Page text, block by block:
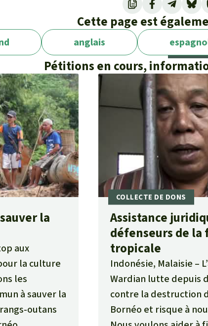
Cette page est
anglais
Pétitions en cours,
la
aux
la culture
les
à sauver la
outans
Assistance
défenseurs de la
tropicale
Indonésie, Malaisie
Wardian lutte depuis
contre la destruction
Bornéo et risque à